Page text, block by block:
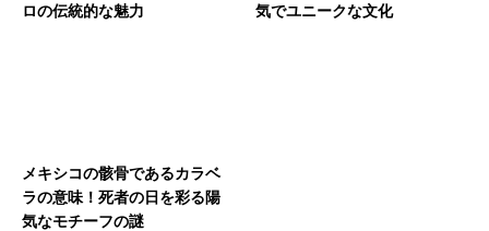
ロの伝統的な魅力
気でユニークな文化
メキシコの骸骨であるカラベ
ラの意味！死者の日を彩る陽
気なモチーフの謎